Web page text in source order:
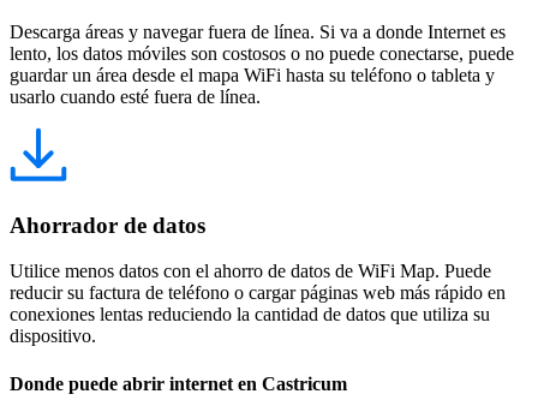
Descarga áreas y navegar fuera de línea. Si va a donde Internet es
lento, los datos móviles son costosos o no puede conectarse, puede
guardar un área desde el mapa WiFi hasta su teléfono o tableta y
usarlo cuando esté fuera de línea.
Ahorrador de datos
Utilice menos datos con el ahorro de datos de WiFi Map. Puede
reducir su factura de teléfono o cargar páginas web más rápido en
conexiones lentas reduciendo la cantidad de datos que utiliza su
dispositivo.
Donde puede abrir internet en Castricum